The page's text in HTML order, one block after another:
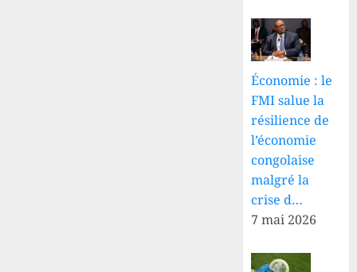
Économie : le
FMI salue la
résilience de
l’économie
congolaise
malgré la
crise d…
7 mai 2026